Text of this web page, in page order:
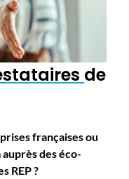
de
françaises ou
des éco-
REP ?